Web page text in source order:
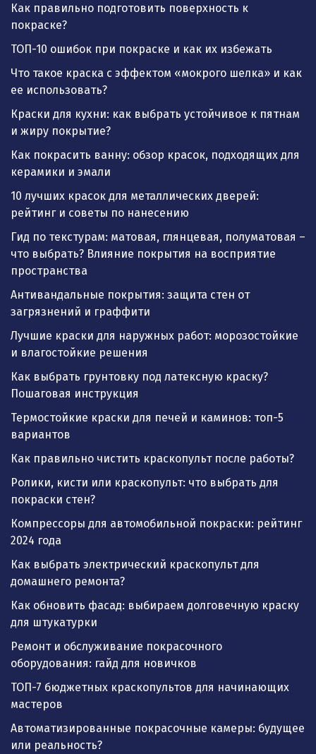
Как правильно подготовить поверхность к
покраске?
ТОП-10 ошибок при покраске и как их избежать
Что такое краска с эффектом «мокрого шелка» и как
ее использовать?
Краски для кухни: как выбрать устойчивое к пятнам
и жиру покрытие?
Как покрасить ванну: обзор красок, подходящих для
керамики и эмали
10 лучших красок для металлических дверей:
рейтинг и советы по нанесению
Гид по текстурам: матовая, глянцевая, полуматовая –
что выбрать? Влияние покрытия на восприятие
пространства
Антивандальные покрытия: защита стен от
загрязнений и граффити
Лучшие краски для наружных работ: морозостойкие
и влагостойкие решения
Как выбрать грунтовку под латексную краску?
Пошаговая инструкция
Термостойкие краски для печей и каминов: топ-5
вариантов
Как правильно чистить краскопульт после работы?
Ролики, кисти или краскопульт: что выбрать для
покраски стен?
Компрессоры для автомобильной покраски: рейтинг
2024 года
Как выбрать электрический краскопульт для
домашнего ремонта?
Как обновить фасад: выбираем долговечную краску
для штукатурки
Ремонт и обслуживание покрасочного
оборудования: гайд для новичков
ТОП-7 бюджетных краскопультов для начинающих
мастеров
Автоматизированные покрасочные камеры: будущее
или реальность?